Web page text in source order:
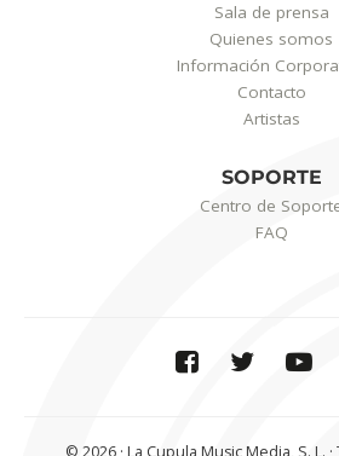
Sala de prensa
Quienes somos
Información
Contacto
Artistas
SOPORTE
Centro de
FAQ